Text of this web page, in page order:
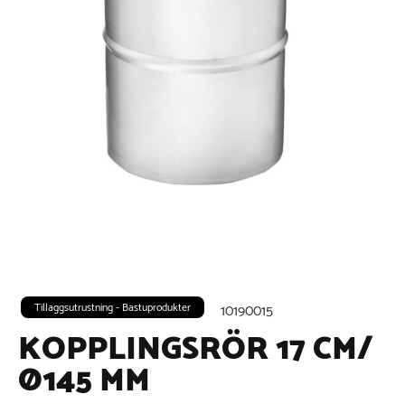
10190015
Tillaggsutrustning - Bastuprodukter
KOPPLINGSRÖR 17 CM/
Ø145 MM